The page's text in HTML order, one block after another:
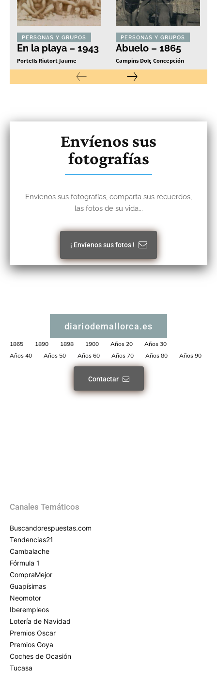
PERSONAS Y GRUPOS
En la playa – 1943
Portells Riutort Jaume
PERSONAS Y GRUPOS
Abuelo – 1865
Campins Dolç Concepción
Envíenos sus
fotografías
Envíenos sus fotografías, comparta sus recuerdos,
las fotos de su vida...
¡ Envíenos sus fotos !
diariodemallorca.es
1865 1890 1898 1900 Años 20
Años 30
Años 40
Años 50 Años 60 Años 70 Años 80 Años 90
Contactar
Canales Temáticos
Buscandorespuestas.com
Tendencias21
Cambalache
Fórmula 1
CompraMejor
Guapísimas
Neomotor
Iberempleos
Lotería de Navidad
Premios Oscar
Premios Goya
Coches de Ocasión
Tucasa